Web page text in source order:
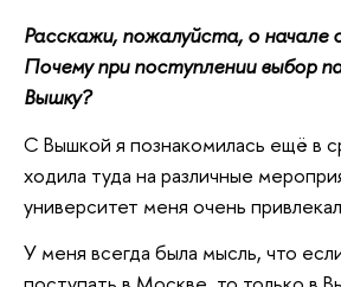
Расскажи, пожалуйста, о начале
Почему при поступлении выбор
Вышку?
С Вышкой я познакомилась ещё в
ходила туда на различные
университет меня очень
У меня всегда была мысль, что